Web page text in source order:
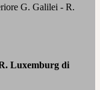
G. Galilei - R.
Luxemburg di